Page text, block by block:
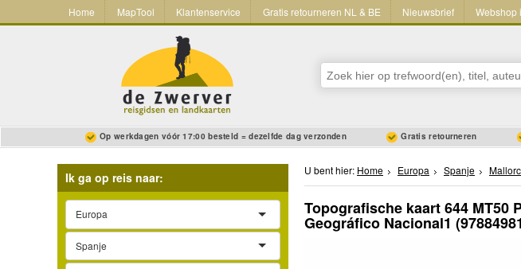
Home MapTool Klantenservice Gratis retourneren NL & BE Nieuwsbrief Webshop
Op werkdagen vóór 17:00 besteld = dezelfde dag verzonden Gratis retourneren
Ik ga op reis naar:
Europa
Spanje
U bent hier: Home Europa Spanje
Topografische kaart 644 MT50
Geográfico Nacional1